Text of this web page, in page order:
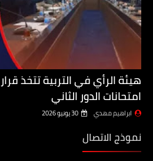
هيئة الرأي في التربية تتخذ
امتحانات الدور الثاني
ابراهيم مهدي 30 يونيو 2026
نموذج الاتصال